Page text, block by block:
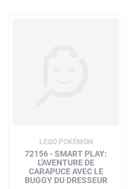
LEGO POKÉMON
72156 - SMART PLAY:
L'AVENTURE DE
CARAPUCE AVEC LE
BUGGY DU DRESSEUR